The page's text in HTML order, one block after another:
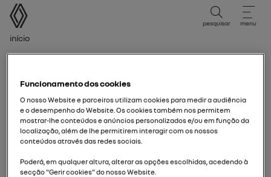
Manual do Utilizador
pesquisar menu
Caminho de navegação
Início
Período de edição
Selecione o período de edição correspondente à data
de primeira matrícula do seu veículo.
17/03/2026para hoje
Funcionamento dos cookies
O nosso Website e parceiros utilizam cookies para medir a audiência
e o desempenho do Website. Os cookies também nos permitem
mostrar-lhe conteúdos e anúncios personalizados e/ou em função da
localização, além de lhe permitirem interagir com os nossos
conteúdos através das redes sociais.
Poderá, em qualquer altura, alterar as opções escolhidas, acedendo à
secção "Gerir cookies" do nosso Website.